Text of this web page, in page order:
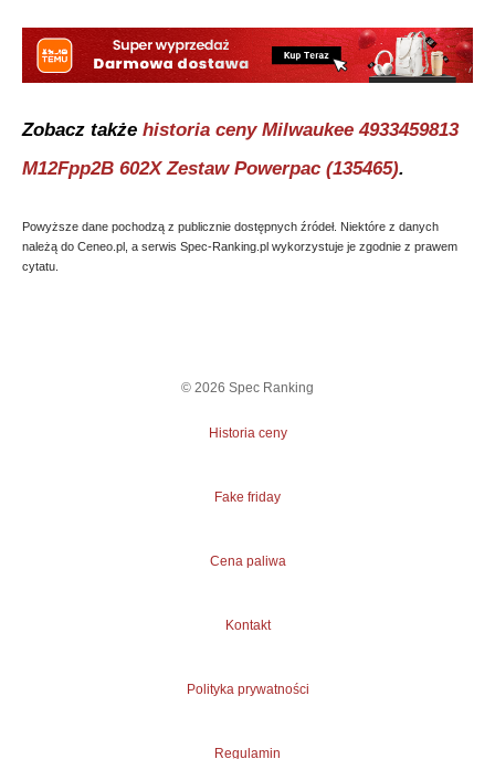
Zobacz także historia ceny Milwaukee 4933459813
M12Fpp2B 602X Zestaw Powerpac (135465).
Powyższe dane pochodzą z publicznie dostępnych źródeł. Niektóre z danych
należą do Ceneo.pl, a serwis Spec-Ranking.pl wykorzystuje je zgodnie z prawem
cytatu.
© 2026 Spec Ranking
Historia ceny
Fake friday
Cena paliwa
Kontakt
Polityka prywatności
Regulamin